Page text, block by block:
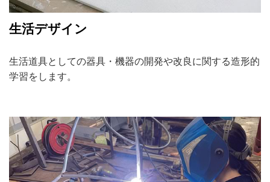
生活デザイン
生活道具としての器具・機器の開発や改良に関する造形的
学習をします。